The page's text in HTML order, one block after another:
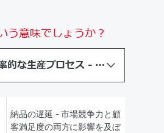
う意味でしょうか？
スムーズで効率的な生産プロセス - 真空ポンプの性能の逸脱をモニタリングします。
納品の遅延 - 市場競争力と顧
客満足度の両方に影響を及ぼ